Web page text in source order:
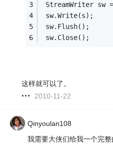
StreamWriter sw
sw.Write(s);
sw.Flush();
sw.Close();
这样就可以了。
2010-11-22
Qinyoulan108
我需要大侠们给我一个完